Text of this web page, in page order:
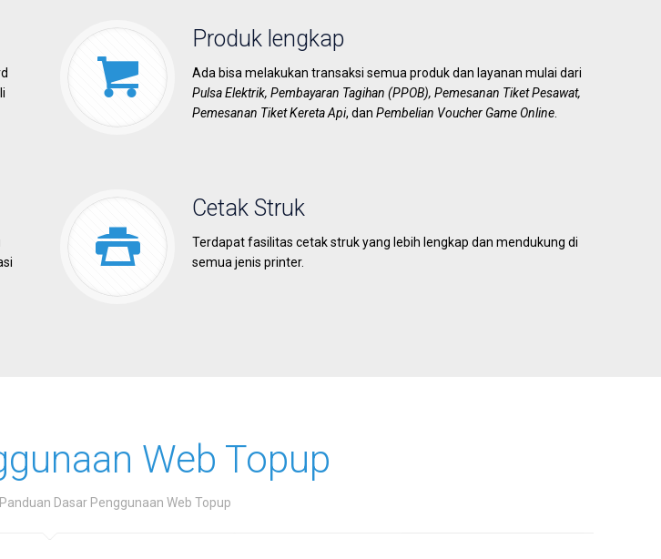
Produk lengkap
Ada bisa melakukan transaksi semua produk dan layanan mulai dari
Pulsa Elektrik, Pembayaran Tagihan (PPOB), Pemesanan Tiket Pesawat,
Pemesanan Tiket Kereta Api, danPembelian Voucher Game Online
Cetak Struk
Terdapat fasilitas cetak struk yang lebih lengkap dan mendukung di
semua jenis printer.
Web Topup
Dasar Penggunaan Web Topup